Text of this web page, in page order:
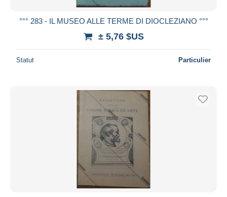
°°° 283 - IL MUSEO ALLE TERME DI DIOCLEZIANO °°°
± 5,76 $US
Statut Particulier